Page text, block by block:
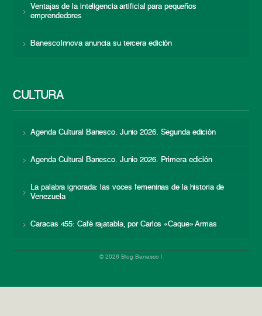
Ventajas de la inteligencia artificial para pequeños
emprendedores
BanescoInnova anuncia su tercera edición
CULTURA
Agenda Cultural Banesco. Junio 2026. Segunda edición
Agenda Cultural Banesco. Junio 2026. Primera edición
La palabra ignorada: las voces femeninas de la historia de
Venezuela
Caracas 455: Café rajatabla, por Carlos «Caque» Armas
© 2026 Blog Banesco |